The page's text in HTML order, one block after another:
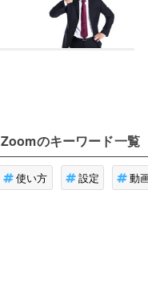
Zoomのキーワード一覧
使い方 設定 動